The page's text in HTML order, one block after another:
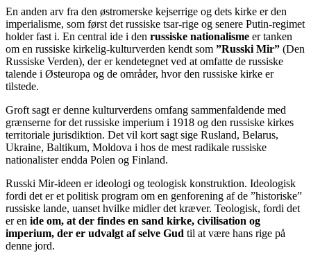
En anden arv fra den østromerske kejserrige og dets kirke er den
imperialisme, som først det russiske tsar-rige og senere Putin-regimet
holder fast i. En central ide i den russiske nationalisme er tanken
om en russiske kirkelig-kulturverden kendt som ”Russki Mir” (Den
Russiske Verden), der er kendetegnet ved at omfatte de russiske
talende i Østeuropa og de områder, hvor den russiske kirke er
tilstede.
Groft sagt er denne kulturverdens omfang sammenfaldende med
grænserne for det russiske imperium i 1918 og den russiske kirkes
territoriale jurisdiktion. Det vil kort sagt sige Rusland, Belarus,
Ukraine, Baltikum, Moldova i hos de mest radikale russiske
nationalister endda Polen og Finland.
Russki Mir-ideen er ideologi og teologisk konstruktion. Ideologisk
fordi det er et politisk program om en genforening af de ”historiske”
russiske lande, uanset hvilke midler det kræver. Teologisk, fordi det
er en ide om, at der findes en sand kirke, civilisation og
imperium, der er udvalgt af selve Gud til at være hans rige på
denne jord.